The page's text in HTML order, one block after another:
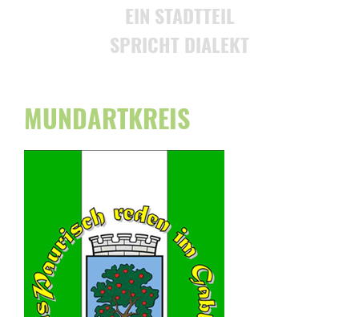
EIN STADTTEIL
SPRICHT DIALEKT
MUNDARTKREIS